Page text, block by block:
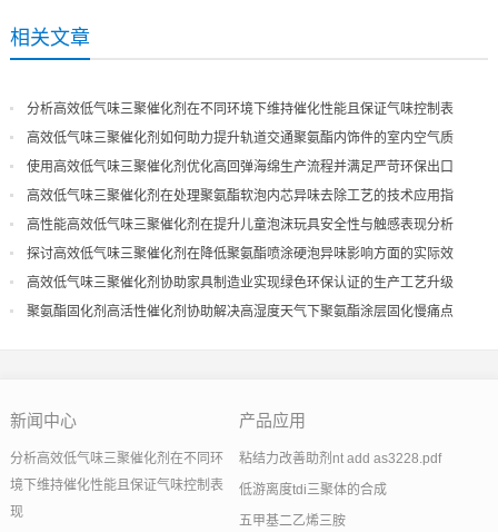
相关文章
分析高效低气味三聚催化剂在不同环境下维持催化性能且保证气味控制表
现
高效低气味三聚催化剂如何助力提升轨道交通聚氨酯内饰件的室内空气质
量
使用高效低气味三聚催化剂优化高回弹海绵生产流程并满足严苛环保出口
高效低气味三聚催化剂在处理聚氨酯软泡内芯异味去除工艺的技术应用指
导
高性能高效低气味三聚催化剂在提升儿童泡沫玩具安全性与触感表现分析
探讨高效低气味三聚催化剂在降低聚氨酯喷涂硬泡异味影响方面的实际效
果
高效低气味三聚催化剂协助家具制造业实现绿色环保认证的生产工艺升级
聚氨酯固化剂高活性催化剂协助解决高湿度天气下聚氨酯涂层固化慢痛点
新闻中心
分析高效低气味三聚催化剂在不同环
境下维持催化性能且保证气味控制表
现
产品应用
粘结力改善助剂nt add as3228.pdf
低游离度tdi三聚体的合成
五甲基二乙烯三胺